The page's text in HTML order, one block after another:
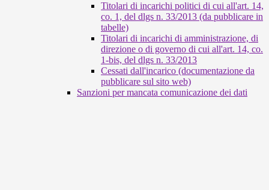
Titolari di incarichi politici di cui all'art. 14,
co. 1, del dlgs n. 33/2013 (da pubblicare in
tabelle)
Titolari di incarichi di amministrazione, di
direzione o di governo di cui all'art. 14, co.
1-bis, del dlgs n. 33/2013
Cessati dall'incarico (documentazione da
pubblicare sul sito web)
Sanzioni per mancata comunicazione dei dati